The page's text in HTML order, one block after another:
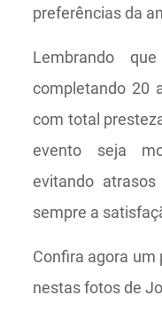
preferências da
Lembrando
completando 20
com total
evento seja
evitando
sempre a
Confira agora um
nestas fotos de